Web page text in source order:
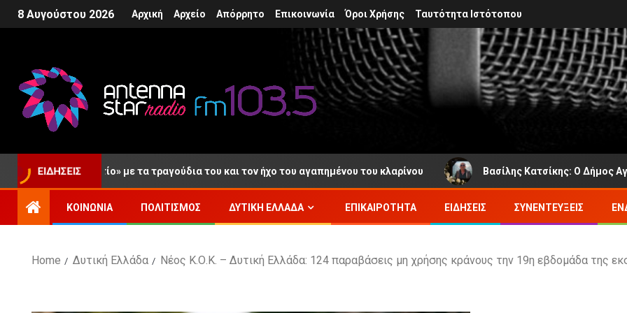
8 Αυγούστου 2026 Αρχική Αρχείο Απόρρητο Επικοινωνία Όροι Χρήσης Ταυτότητα Ιστότοπου
ΕΙΔΉΣΕΙΣ
«αντίο» με τα τραγούδια του και τον ήχο του αγαπημένου του κλαρίνου Βασίλης Κατσίκης: Ο Δήμος Αγράφων
ΚΟΙΝΩΝΊΑ ΠΟΛΙΤΙΣΜΌΣ ΔΥΤΙΚΉ ΕΛΛΆΔΑ ΕΠΙΚΑΙΡΌΤΗΤΑ ΕΙΔΉΣΕΙΣ ΣΥΝΕΝΤΕΎΞΕΙΣ
Home Δυτική Ελλάδα Νέος Κ.Ο.Κ. – Δυτική Ελλάδα: 124 παραβάσεις μη χρήσης κράνους την 19η εβδομάδα της